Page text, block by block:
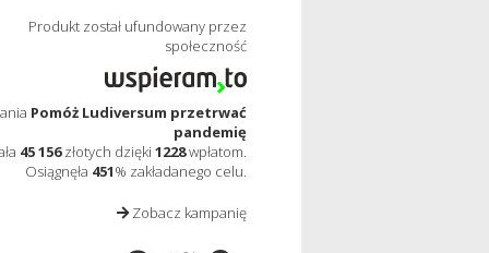
Produkt został ufundowany przez
społeczność
Pomóż Ludiversum przetrwać
pandemię
45 156złotych dzięki 1228wpłatom.
Osiągnęła 451% zakładanego celu.
Zobacz kampanię